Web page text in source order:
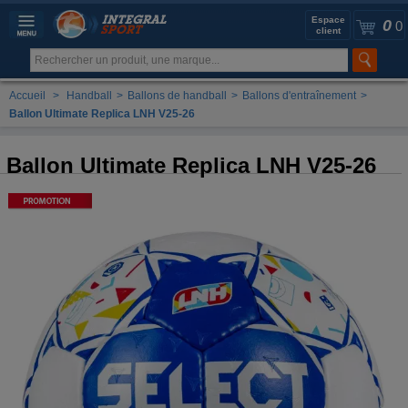
0 0
Espace
client
Accueil > Handball > Ballons de handball > Ballons d'entraînement >
Ballon Ultimate Replica LNH V25-26
Ballon Ultimate Replica LNH V25-26